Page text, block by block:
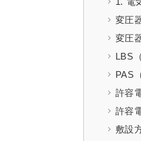
変圧
変圧
LBS
PAS
許容
許容
敷設